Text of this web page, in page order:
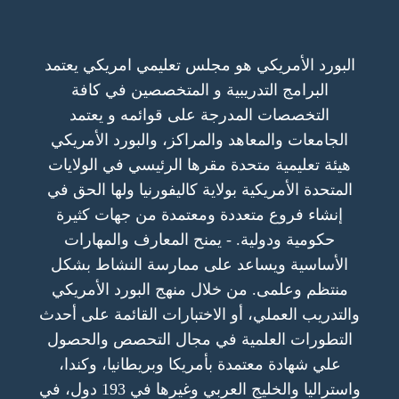
البورد الأمريكي هو مجلس تعليمي امريكي يعتمد
البرامج التدريبية و المتخصصين في كافة
التخصصات المدرجة على قوائمه و يعتمد
الجامعات والمعاهد والمراكز، والبورد الأمريكي
هيئة تعليمية متحدة مقرها الرئيسي في الولايات
المتحدة الأمريكية بولاية كاليفورنيا ولها الحق في
إنشاء فروع متعددة ومعتمدة من جهات كثيرة
حكومية ودولية. - يمنح المعارف والمهارات
الأساسية ويساعد على ممارسة النشاط بشكل
منتظم وعلمى. من خلال منهج البورد الأمريكي
والتدريب العملي، أو الاختبارات القائمة على أحدث
التطورات العلمية في مجال التحصص والحصول
علي شهادة معتمدة بأمريكا وبريطانيا، وكندا،
واستراليا والخليج العربي وغيرها في 193 دول، في